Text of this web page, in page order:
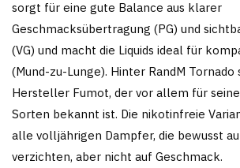
sorgt für eine gute Balance aus klarer
Geschmacksübertragung (PG) und
(VG) und macht die Liquids ideal für
(Mund-zu-Lunge). Hinter RandM
Hersteller Fumot, der vor allem für
Sorten bekannt ist. Die nikotinfreie
alle volljährigen Dampfer, die bewusst
verzichten, aber nicht auf Geschmack.